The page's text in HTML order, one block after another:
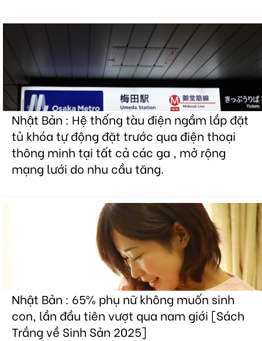
Nhật Bản : Hệ thống tàu điện ngầm lắp đặt
tủ khóa tự động đặt trước qua điện thoại
thông minh tại tất cả các ga , mở rộng
mạng lưới do nhu cầu tăng.
Nhật Bản : 65% phụ nữ không muốn sinh
con, lần đầu tiên vượt qua nam giới [Sách
Trắng về Sinh Sản 2025]